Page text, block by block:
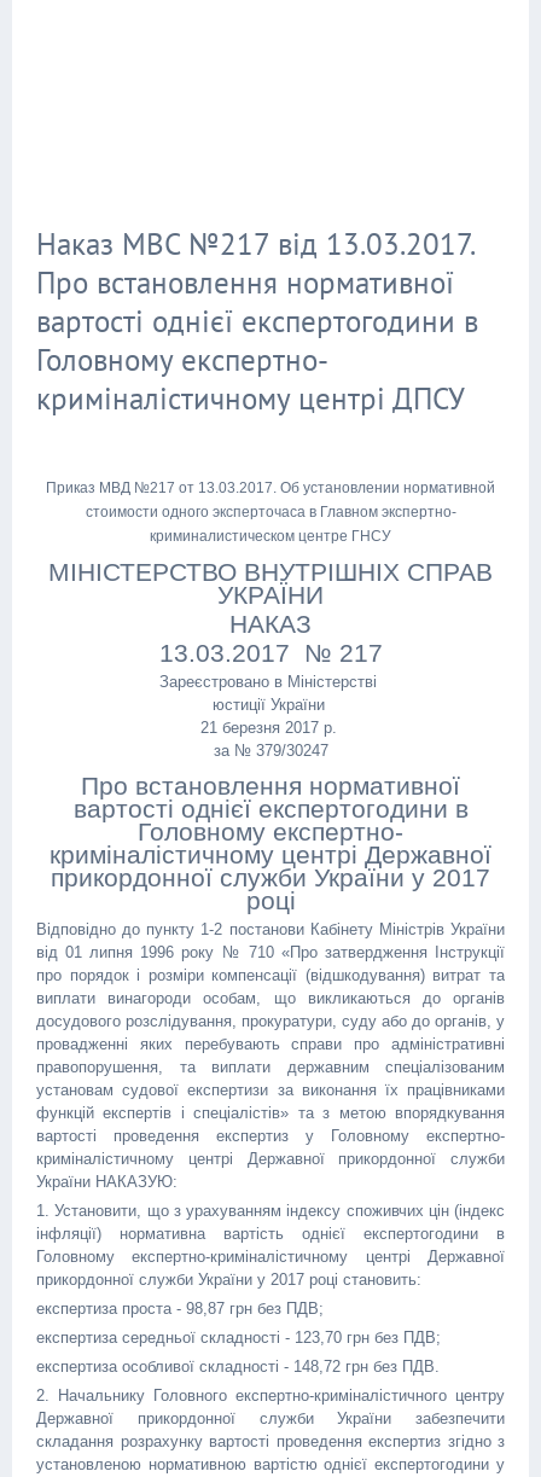
Наказ МВС №217 від 13.03.2017.
Про встановлення нормативної
вартості однієї експертогодини в
Головному експертно-
криміналістичному центрі ДПСУ
Приказ МВД №217 от 13.03.2017. Об установлении нормативной
стоимости одного эксперточаса в Главном экспертно-
криминалистическом центре ГНСУ
МІНІСТЕРСТВО ВНУТРІШНІХ СПРАВ
УКРАЇНИ
НАКАЗ
13.03.2017 № 217
Зареєстровано в Міністерстві
юстиції України
21 березня 2017 р.
за № 379/30247
Про встановлення нормативної
вартості однієї експертогодини в
Головному експертно-
криміналістичному центрі Державної
прикордонної служби України у 2017
році
Відповідно до пункту 1-2 постанови Кабінету Міністрів України
від 01 липня 1996 року № 710 «Про затвердження Інструкції
про порядок і розміри компенсації (відшкодування) витрат та
виплати винагороди особам, що викликаються до органів
досудового розслідування, прокуратури, суду або до органів, у
провадженні яких перебувають справи про адміністративні
правопорушення, та виплати державним спеціалізованим
установам судової експертизи за виконання їх працівниками
функцій експертів і спеціалістів» та з метою впорядкування
вартості проведення експертиз у Головному експертно-
криміналістичному центрі Державної прикордонної служби
України НАКАЗУЮ:
1. Установити, що з урахуванням індексу споживчих цін (індекс
інфляції) нормативна вартість однієї експертогодини в
Головному експертно-криміналістичному центрі Державної
прикордонної служби України у 2017 році становить:
експертиза проста - 98,87 грн без ПДВ;
експертиза середньої складності - 123,70 грн без ПДВ;
експертиза особливої складності - 148,72 грн без ПДВ.
2. Начальнику Головного експертно-криміналістичного центру
Державної прикордонної служби України забезпечити
складання розрахунку вартості проведення експертиз згідно з
установленою нормативною вартістю однієї експертогодини у